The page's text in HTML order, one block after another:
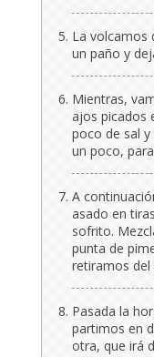
La volcamos
un paño y
Mientras,
ajos picados
poco de sal
un poco,
A
asado en
sofrito.
punta de
retiramos
Pasada la
partimos en
otra, que irá